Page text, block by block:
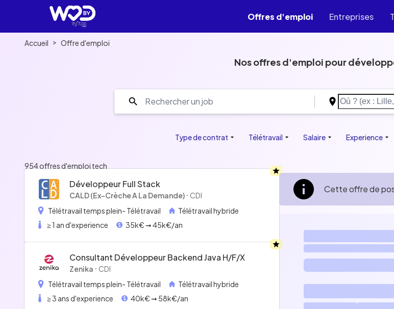
Offres d'emploi Entreprises
Accueil > Offre d'emploi
Nos offres d'emploi pour
Discover a selection of jobs you won't find anywhere
Développeur Data Cloud IA UI/UX
Type de contrat Télétravail Salaire Experience
954 offres d'emploi tech
Développeur Full Stack
CALD (Ex-Crèche A La Demande)
CDI
Télétravail temps plein- Télétravail
Télétravail hybride
≥ 1 an d'experience
35k€ ➞ 45k€/an
Consultant Développeur Backend Java H/f/x
Zenika
CDI
Télétravail temps plein- Télétravail
Télétravail hybride
≥ 3 ans d'experience
40k€ ➞ 58k€/an
Cette offre de